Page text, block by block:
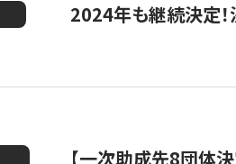
2024年も継続決定
【一次助成先8団体